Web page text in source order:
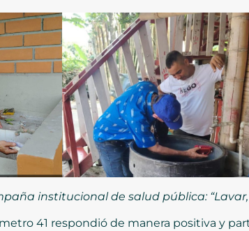
institucional de salud pública:
41 respondió de manera positiva y